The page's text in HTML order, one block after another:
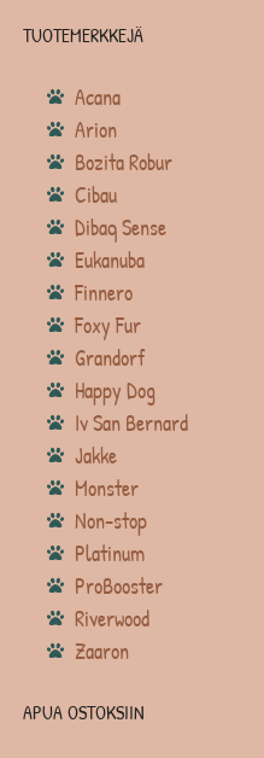
TUOTEMERKKEJÄ
Acana
Arion
Bozita Robur
Cibau
Dibaq Sense
Eukanuba
Finnero
Foxy Fur
Grandorf
Happy Dog
Iv San Bernard
Jakke
Monster
Non-stop
Platinum
ProBooster
Riverwood
Zaaron
APUA OSTOKSIIN